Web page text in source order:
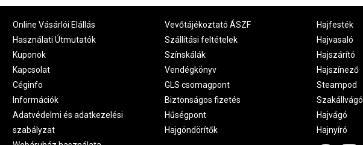
Online Vásárlói Elállás
Használati Útmutatók
Kuponok
Kapcsolat
Céginfo
Információk
Adatvédelmi és adatkezelési
szabályzat
Vevőtájékoztató ÁSZF
Szállítási feltételek
Színskálák
Vendégkönyv
GLS csomagpont
Biztonságos fizetés
Hűségpont
Hajgöndörítők
Hajfesték
Hajvasaló
Hajszárító
Hajszínező
Steampod
Szakállvágó
Hajvágó
Hajnyíró